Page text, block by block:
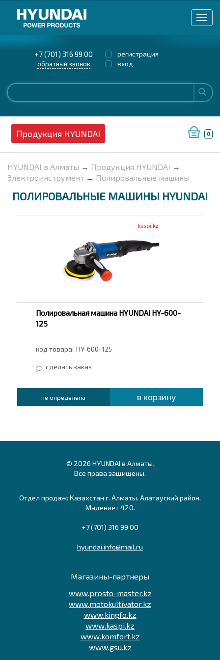
+7 (701) 316 99 00
обратный звонок
регистрация
вход
Продукция HYUNDAI 0
HYUNDAI в Алматы → Продукция HYUNDAI →
Электроинструмент → Полировальные машины
ПОЛИРОВАЛЬНЫЕ МАШИНЫ HYUNDAI
Полировальная машина HYUNDAI HY-600-
125
код товара: HY-600-125
сделать заказ
не определена в корзину
© 2026 HYUNDAI в Алматы.
Все права защищены.
Отдел продаж: Казахстан г. Алматы. Алатауский район,
Мадениет 420.
+7 (701) 316 99 00
hyundai.info@mail.ru
Магазины-партнеры
www.prosto-master.kz
www.motokultivator.kz
www.kingfo.kz
www.kaspi.kz
www.komfort.kz
www.gsu.kz